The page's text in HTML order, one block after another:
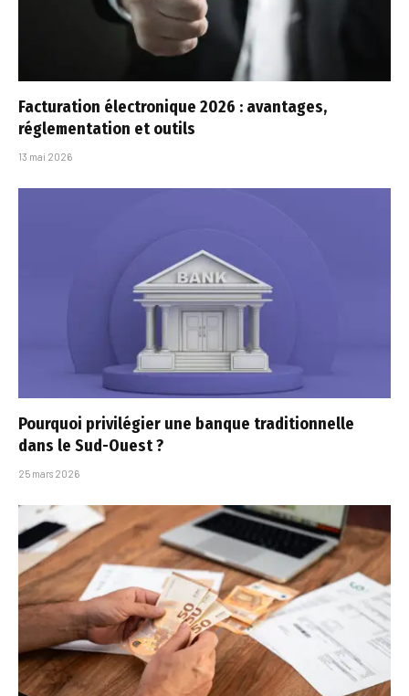
Facturation électronique 2026 : avantages,
réglementation et outils
13 mai 2026
Pourquoi privilégier une banque traditionnelle
dans le Sud-Ouest ?
25 mars 2026